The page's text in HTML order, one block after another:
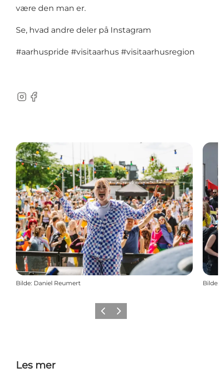
være den man er.
Se, hvad andre deler på Instagram
#aarhuspride #visitaarhus #visitaarhusregion
Instagram
Facebook
Bilde: Daniel Reumert Bilde:
ForrigeNeste
Les mer